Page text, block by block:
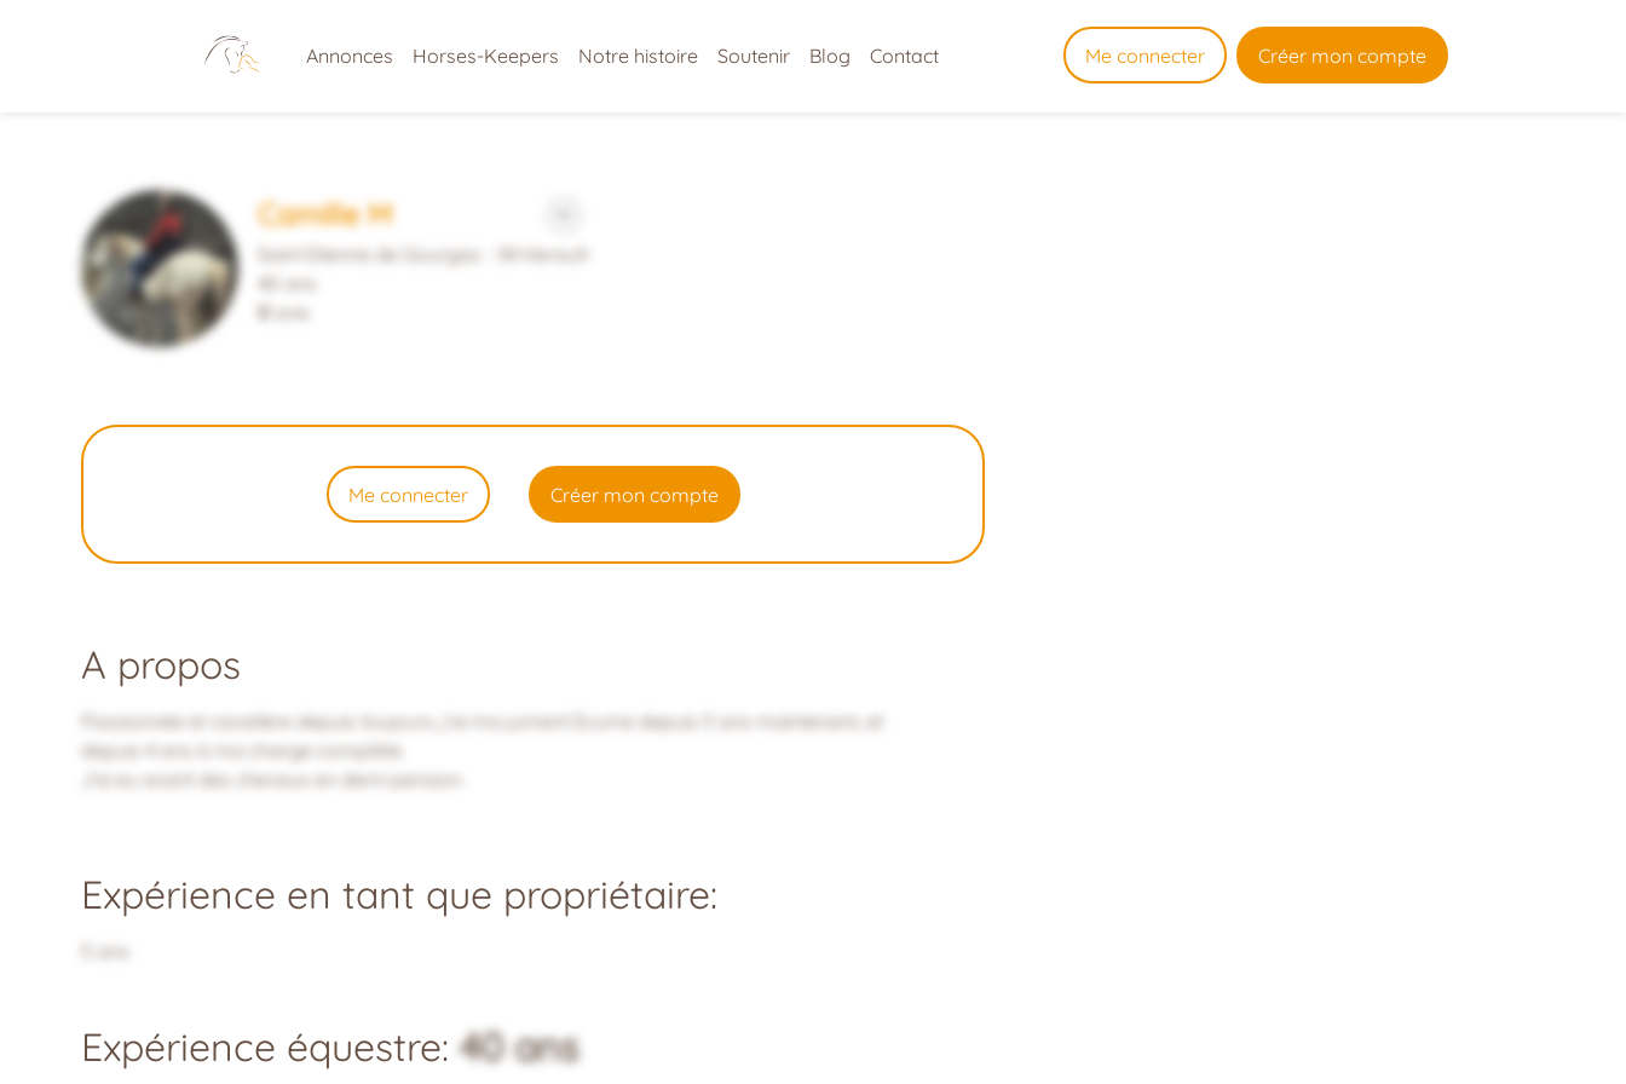
Annonces Horses-Keepers Notre histoire Soutenir Blog Contact Me connecter Créer mon compte
Camille M
Saint Etienne de Gourgas - 34 Herault
40 ans
0 avis
Me connecter Créer mon compte
A propos
Passionnée et cavalière depuis toujours, j'ai ma jument Ecume depuis 5 ans maintenant, et
depuis 4 ans à ma charge complète.
J'ai eu avant des chevaux en demi pension.
Expérience en tant que propriétaire:
5 ans
Expérience équestre:40 ans